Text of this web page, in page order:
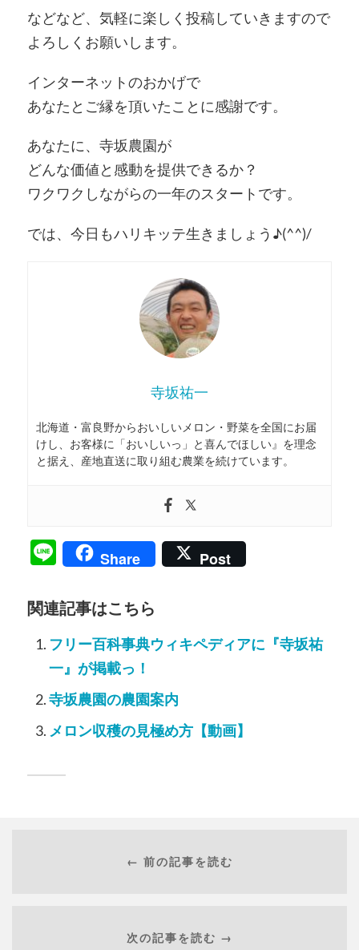
などなど、気軽に楽しく投稿していきますので
よろしくお願いします。
インターネットのおかげで
あなたとご縁を頂いたことに感謝です。
あなたに、寺坂農園が
どんな価値と感動を提供できるか？
ワクワクしながらの一年のスタートです。
では、今日もハリキッテ生きましょう♪(^^)/
寺坂祐一
北海道・富良野からおいしいメロン・野菜を全国にお届
けし、お客様に「おいしいっ」と喜んでほしい』を理念
と据え、産地直送に取り組む農業を続けています。
LineShare Post
関連記事はこちら
フリー百科事典ウィキペディアに『寺坂祐
一』が掲載っ！
寺坂農園の農園案内
メロン収穫の見極め方【動画】
← 前の記事を読む
次の記事を読む →